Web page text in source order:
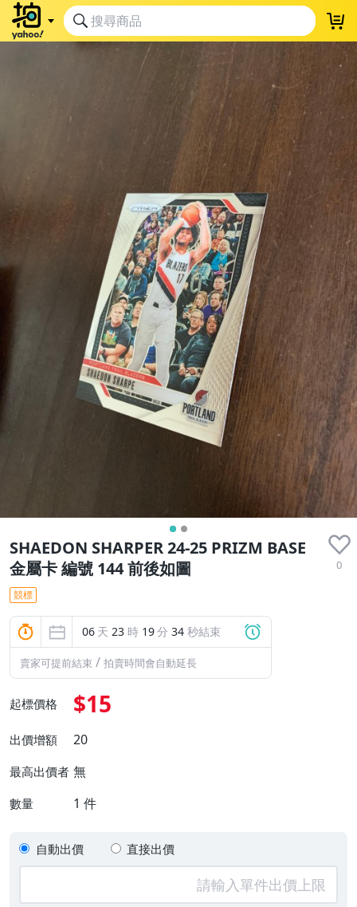
SHAEDON SHARPER 24-25 PRIZM BASE
金屬卡 編號 144 前後如圖
0
競標
06 天 23 時 19分 34 秒結束
賣家可提前結束 / 拍賣時間會自動延長
起標價格 $15
出價增額 20
最高出價者 無
數量 1 件
自動出價 直接出價